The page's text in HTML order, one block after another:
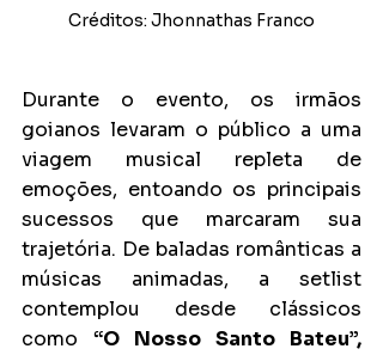
Créditos: Jhonnathas Franco
Durante o evento, os irmãos
goianos levaram o público a uma
viagem musical repleta de
emoções, entoando os principais
sucessos que marcaram sua
trajetória. De baladas românticas a
músicas animadas, a setlist
contemplou desde clássicos
como “O Nosso Santo Bateu”,